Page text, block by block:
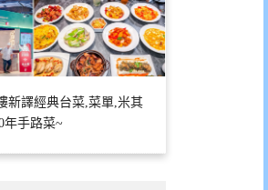
新譯經典台菜,菜單,米其
年手路菜~